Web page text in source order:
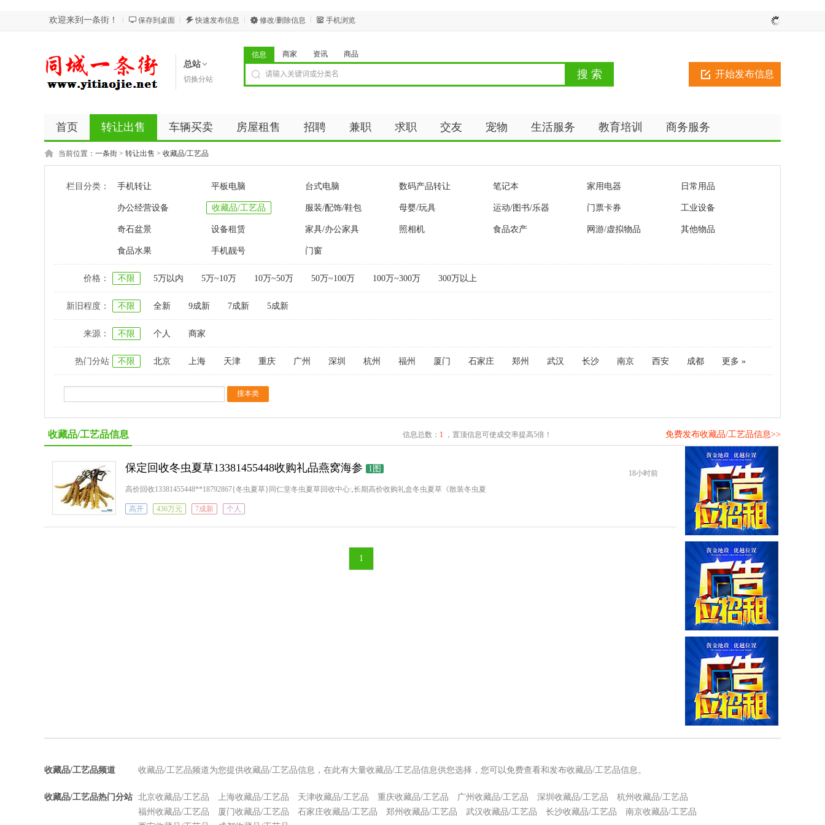
欢迎来到一条街！ 保存到桌面 快速发布信息 修改/删除信息 手机浏览
总站
切换分站 开始发布信息
信息 商家 资讯 商品
首页 转让出售 车辆买卖 房屋租售 招聘 兼职 求职 交友 宠物 生活服务 教育培训 商务服务
当前位置： 一条街 > 转让出售 > 收藏品/工艺品
栏目分类： 手机转让 平板电脑 台式电脑 数码产品转让 笔记本 家用电器 日常用品
办公经营设备 收藏品/工艺品 服装/配饰/鞋包 母婴/玩具 运动/图书/乐器 门票卡券 工业设备
奇石盆景 设备租赁 家具/办公家具 照相机 食品农产 网游/虚拟物品 其他物品
食品水果 手机靓号 门窗
价格： 不限 5万以内 5万~10万 10万~50万 50万~100万 100万~300万 300万以上
新旧程度： 不限 全新 9成新 7成新 5成新
来源： 不限 个人 商家
热门分站 不限 北京 上海 天津 重庆 广州 深圳 杭州 福州 厦门 石家庄 郑州 武汉 长沙 南京 西安 成都 更多 »
收藏品/工艺品信息 信息总数： 1 ，置顶信息可使成交率提高5倍！ 免费发布收藏品/工艺品信息>>
18小时前
保定回收冬虫夏草13381455448收购礼品燕窝海参 1图
高价回收13381455448**18792867{冬虫夏草}同仁堂冬虫夏草回收中心:,长期高价收购礼盒冬虫夏草《散装冬虫夏
高开 436万元 7成新 个人
1
收藏品/工艺品频道 收藏品/工艺品频道为您提供收藏品/工艺品信息，在此有大量收藏品/工艺品信息供您选择，您可以免费查看和发布收藏品/工艺品信息。
收藏品/工艺品热门分站 北京收藏品/工艺品 上海收藏品/工艺品 天津收藏品/工艺品 重庆收藏品/工艺品 广州收藏品/工艺品 深圳收藏品/工艺品
杭州收藏品/工艺品
福州收藏品/工艺品
厦门收藏品/工艺品 石家庄收藏品/工艺品 郑州收藏品/工艺品 武汉收藏品/工艺品 长沙收藏品/工艺品
南京收藏品/工艺品